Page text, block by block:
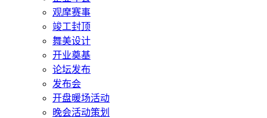
观摩赛事
竣工封顶
舞美设计
开业奠基
论坛发布
发布会
开盘暖场活动
晚会活动策划